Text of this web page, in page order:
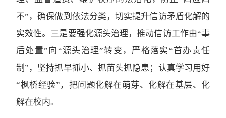
不”，确保做到依法分类，切实提升信访矛盾化解的
实效性。三是要强化源头治理，推动信访工作由“事
后处置”向“源头治理”转变，严格落实“首办责任
制”，坚持抓早抓小、抓苗头抓隐患；认真学习用好
“枫桥经验”，把问题化解在萌芽、化解在基层、化
解在校内。